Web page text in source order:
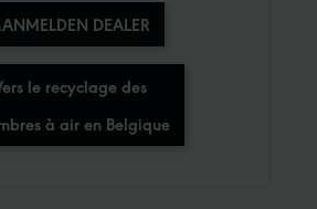
DEALER
le recyclage des
à air en Belgique